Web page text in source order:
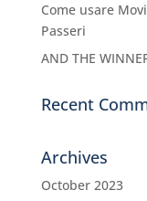
Come usare
Passeri
AND THE
Recent
Archives
October 2023